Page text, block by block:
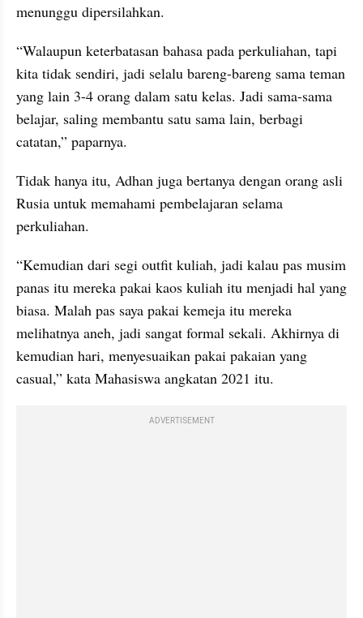
menunggu dipersilahkan.
“Walaupun keterbatasan bahasa pada perkuliahan, tapi
kita tidak sendiri, jadi selalu bareng-bareng sama teman
yang lain 3-4 orang dalam satu kelas. Jadi sama-sama
belajar, saling membantu satu sama lain, berbagi
catatan,” paparnya.
Tidak hanya itu, Adhan juga bertanya dengan orang asli
Rusia untuk memahami pembelajaran selama
perkuliahan.
“Kemudian dari segi outfit kuliah, jadi kalau pas musim
panas itu mereka pakai kaos kuliah itu menjadi hal yang
biasa. Malah pas saya pakai kemeja itu mereka
melihatnya aneh, jadi sangat formal sekali. Akhirnya di
kemudian hari, menyesuaikan pakai pakaian yang
casual,” kata Mahasiswa angkatan 2021 itu.
ADVERTISEMENT